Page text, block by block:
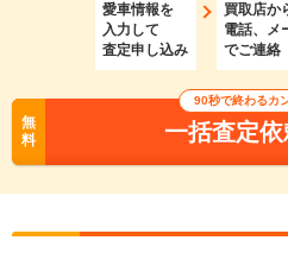
愛車情報を
入力して
査定申し込み
買取店か
電話、メ
でご連絡
無
料
90秒で終わるカ
一括査定